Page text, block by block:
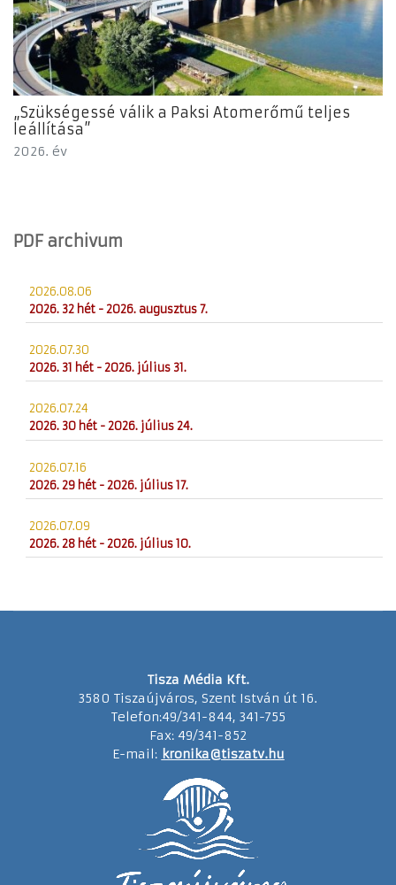
„Szükségessé válik a Paksi Atomerőmű teljes
leállítása”
2026. év
PDF archivum
2026.08.06
2026. 32 hét - 2026. augusztus 7.
2026.07.30
2026. 31 hét - 2026. július 31.
2026.07.24
2026. 30 hét - 2026. július 24.
2026.07.16
2026. 29 hét - 2026. július 17.
2026.07.09
2026. 28 hét - 2026. július 10.
Tisza Média Kft.
3580 Tiszaújváros, Szent István út 16.
Telefon:49/341-844, 341-755
Fax: 49/341-852
E-mail: kronika@tiszatv.hu